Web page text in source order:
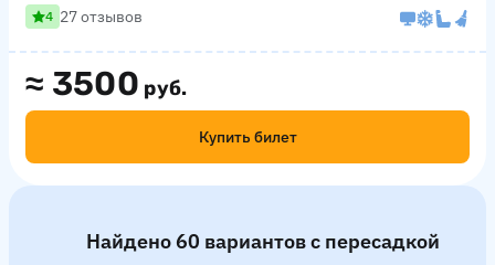
≈ 3500 руб.
Купить билет
4 27 отзывов
Найдено 60 вариантов с пересадкой